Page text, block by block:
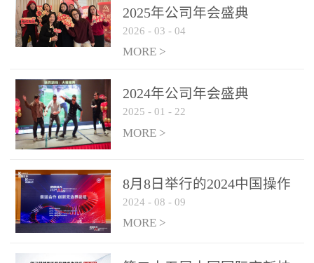
2025年公司年会盛典
2026 - 03 - 04
MORE >
2024年公司年会盛典
2025 - 01 - 22
MORE >
8月8日举行的2024中国操作
系统产业大会渠道论坛，科
网通荣获区域营销优质伙伴
2024 - 08 - 09
MORE >